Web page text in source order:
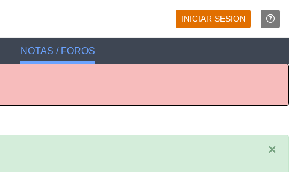
INICIAR SESION
NOTAS / FOROS
×